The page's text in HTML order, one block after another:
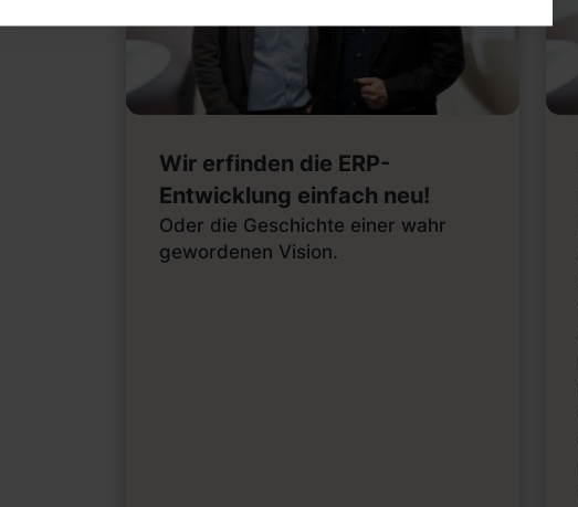
Wir erfinden die ERP-
Entwicklung einfach neu!
Oder die Geschichte einer wahr
gewordenen Vision.